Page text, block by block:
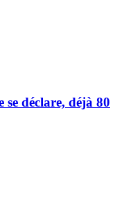
déclare, déjà 80